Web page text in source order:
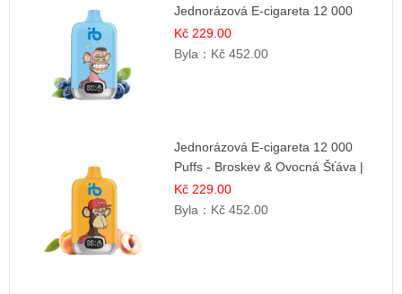
Jednorázová E-cigareta 12 000
šluků | Osvěžující Bobulová Příchuť
Kč 229.00
Byla： Kč 452.00
Jednorázová E-cigareta 12 000
Puffs - Broskev & Ovocná Šťáva |
Osvěžující ovocná směs
Kč 229.00
Byla： Kč 452.00